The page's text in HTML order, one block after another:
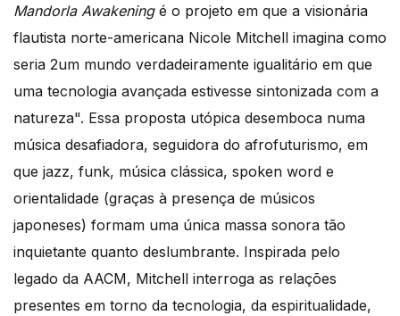
Mandorla Awakening é o projeto em que a visionária
flautista norte-americana Nicole Mitchell imagina como
seria 2um mundo verdadeiramente igualitário em que
uma tecnologia avançada estivesse sintonizada com a
natureza". Essa proposta utópica desemboca numa
música desafiadora, seguidora do afrofuturismo, em
que jazz, funk, música clássica, spoken word e
orientalidade (graças à presença de músicos
japoneses) formam uma única massa sonora tão
inquietante quanto deslumbrante. Inspirada pelo
legado da AACM, Mitchell interroga as relações
presentes em torno da tecnologia, da espiritualidade,